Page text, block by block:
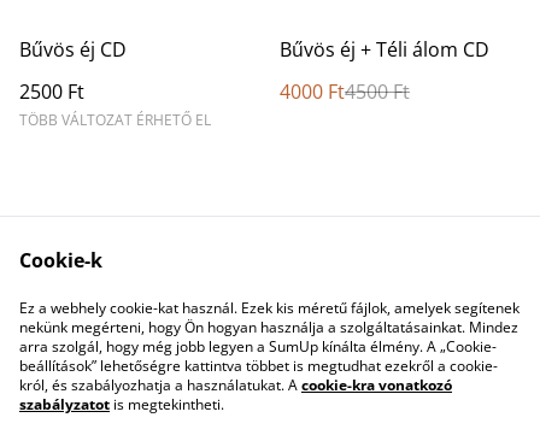
Bűvös éj CD
2500 Ft
TÖBB VÁLTOZAT ÉRHETŐ EL
%
Bűvös éj + Téli álom CD
4000 Ft4500 Ft
Contact Us
Legal Terms
Privacy Policy
Cookie Policy
Cookie-k
Ez a webhely cookie-kat használ. Ezek kis méretű fájlok, amelyek segítenek
nekünk megérteni, hogy Ön hogyan használja a szolgáltatásainkat. Mindez
arra szolgál, hogy még jobb legyen a SumUp kínálta élmény. A „Cookie-
beállítások” lehetőségre kattintva többet is megtudhat ezekről a cookie-
król, és szabályozhatja a használatukat. Acookie-kra vonatkozó
szabályzatot is megtekintheti.